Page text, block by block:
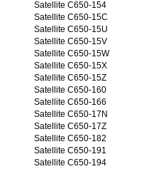
Satellite C650-154
Satellite C650-15C
Satellite C650-15U
Satellite C650-15V
Satellite C650-15W
Satellite C650-15X
Satellite C650-15Z
Satellite C650-160
Satellite C650-166
Satellite C650-17N
Satellite C650-17Z
Satellite C650-182
Satellite C650-191
Satellite C650-194